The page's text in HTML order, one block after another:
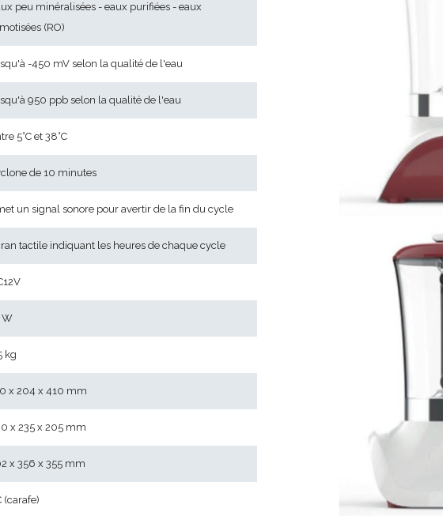
peu minéralisées - eaux purifiées - eaux
(RO)
-450 mV selon la qualité de l'eau
950 ppb selon la qualité de l'eau
5°C et 38°C
de 10 minutes
un signal sonore pour avertir de la fin du cycle
tactile indiquant les heures de chaque cycle
W
kg
x 204 x 410 mm
x 235 x 205 mm
x 356 x 355 mm
(carafe)